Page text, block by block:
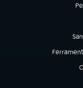
(abre em